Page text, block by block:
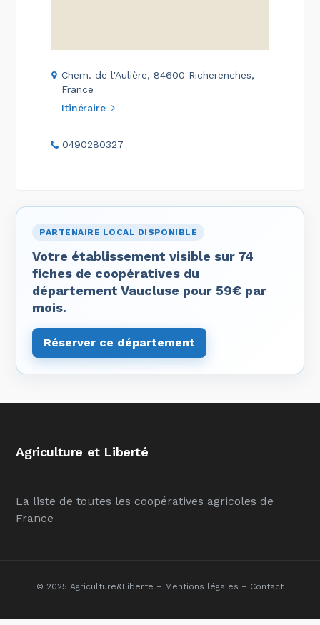
Chem. de l'Aulière, 84600 Richerenches,
France
Itinéraire
0490280327
PARTENAIRE LOCAL DISPONIBLE
Votre établissement visible sur 74
fiches de coopératives du
département Vaucluse pour 59€ par
mois.
Réserver ce département
Agriculture et Liberté
La liste de toutes les coopératives agricoles de
France
© 2025 Agriculture&Liberte – Mentions légales – Contact